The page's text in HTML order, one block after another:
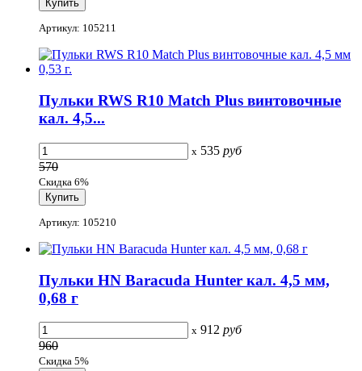
Артикул: 105211
Пульки RWS R10 Match Plus винтовочные
кал. 4,5...
x 535 руб
570
Скидка 6%
Артикул: 105210
Пульки HN Baracuda Hunter кал. 4,5 мм,
0,68 г
x 912 руб
960
Скидка 5%